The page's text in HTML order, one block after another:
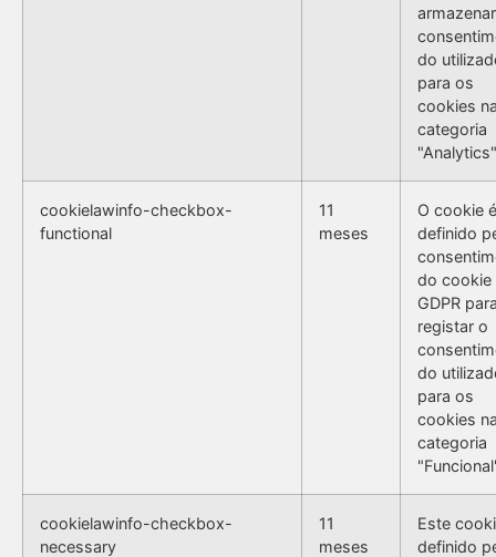
do
para os
cookies
categoria
cookielawinfo-checkbox-
functional
11
meses
O cookie é
definido
do cookie
GDPR
registar o
do
para os
cookies
categoria
cookielawinfo-checkbox-
necessary
11
meses
Este
definido